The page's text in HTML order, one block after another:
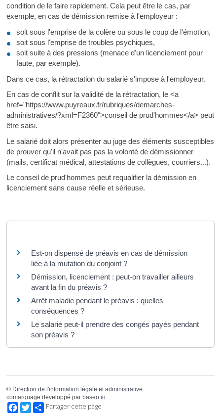
condition de le faire rapidement. Cela peut être le cas, par
exemple, en cas de démission remise à l'employeur :
soit sous l'emprise de la colère ou sous le coup de l'émotion,
soit sous l'emprise de troubles psychiques,
soit suite à des pressions (menace d'un licenciement pour
faute, par exemple).
Dans ce cas, la rétractation du salarié s'impose à l'employeur.
En cas de conflit sur la validité de la rétractation, le <a
href="https://www.puyreaux.fr/rubriques/demarches-
administratives/?xml=F2360">conseil de prud'hommes</a> peut
être saisi.
Le salarié doit alors présenter au juge des éléments susceptibles
de prouver qu'il n'avait pas pas la volonté de démissionner
(mails, certificat médical, attestations de collègues, courriers...).
Le conseil de prud'hommes peut requalifier la démission en
licenciement sans cause réelle et sérieuse.
Est-on dispensé de préavis en cas de démission
liée à la mutation du conjoint ?
Démission, licenciement : peut-on travailler ailleurs
avant la fin du préavis ?
Arrêt maladie pendant le préavis : quelles
conséquences ?
Le salarié peut-il prendre des congés payés pendant
son préavis ?
© Direction de l'information légale et administrative
comarquage developpé par baseo.io
Facebook
TwitterPartager cette page